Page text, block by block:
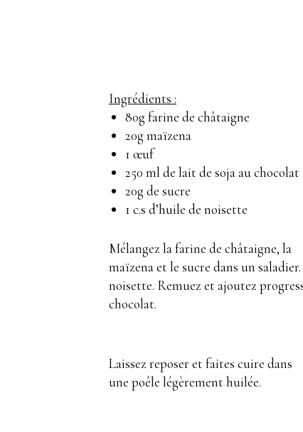
Ingrédients :
80g farine de châtaigne
20g maïzena
1 œuf
250 ml de lait de soja au chocolat
20g de sucre
1 c.s d’huile de noisette
Mélangez la farine de châtaigne, la
maïzena et le sucre dans un
noisette. Remuez et ajoutez
chocolat.
Laissez reposer et faites cuire dans
une poêle légèrement huilée.